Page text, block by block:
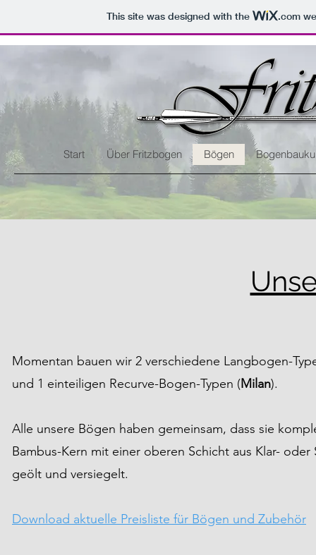
This site was designed with the .com
Start Über Fritzbogen Bögen
Momentan bauen wir 2 verschiedene Langbogen-
und 1 einteiligen Recurve-Bogen-Typen (Milan).
Alle unsere Bögen haben gemeinsam, dass sie
Bambus-Kern mit einer oberen Schicht aus Klar- oder
geölt und versiegelt.
Download aktuelle Preisliste für Bögen und Zubehör